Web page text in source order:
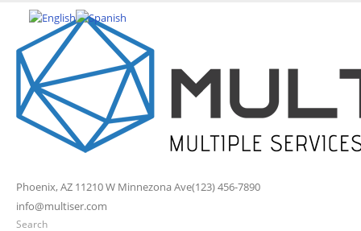
Phoenix, AZ 11210 W Minnezona Ave(123) 456-7890
info@multiser.com
Search